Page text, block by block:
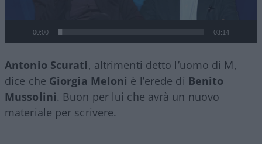
00:00 03:14
Antonio Scurati, altrimenti detto l’uomo di M,
dice che Giorgia Meloni è l’erede di Benito
Mussolini. Buon per lui che avrà un nuovo
materiale per scrivere.